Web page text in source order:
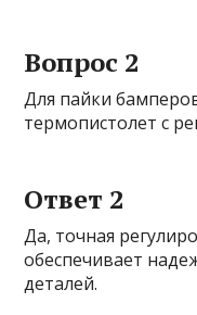
Вопрос 2
Для пайки
термопистолет с
Ответ 2
Да, точная
обеспечивает
деталей.